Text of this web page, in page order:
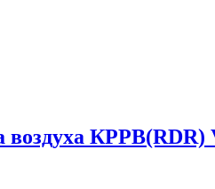
воздуха